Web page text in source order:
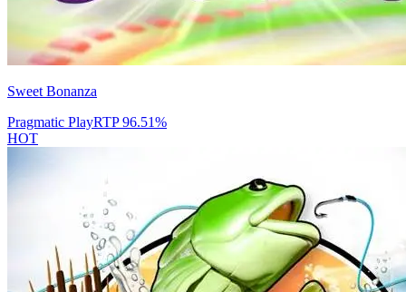
Sweet Bonanza
Pragmatic PlayRTP96.51%
HOT